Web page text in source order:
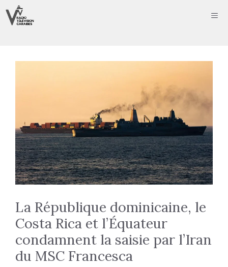
au
contenu
La République dominicaine, le
Costa Rica et l’Équateur
condamnent la saisie par l’Iran
du MSC Francesca